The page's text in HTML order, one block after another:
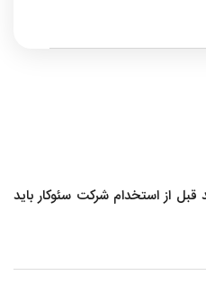
از استخدام شرکت سئوکار باید